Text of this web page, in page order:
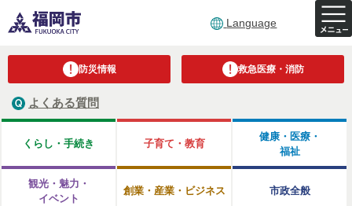
Language
防災情報 救急医療・消防
よくある質問
くらし・手続き 子育て・教育
健康・医療・
福祉
観光・魅力・
イベント
創業・産業・ビジネス 市政全般